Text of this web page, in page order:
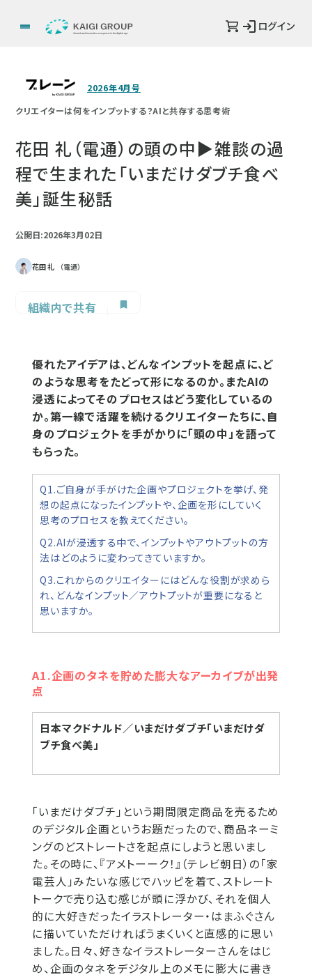
ログイン
2026年4月号
クリエイターは何をインプットする？AIと共存する思考術
花田 礼（電通）の頭の中▶雑談の過
程で生まれた「いまだけダブチ食べ
美」誕生秘話
公開日:2026年3月02日
花田 礼 （電通）
組織内で共有
優れたアイデアは、どんなインプットを起点に、ど
のような思考をたどって形になるのか。またAIの
浸透によってそのプロセスはどう変化しているの
か。第一線で活躍を続けるクリエイターたちに、自
身のプロジェクトを手がかりに「頭の中」を語って
もらった。
Q1.ご自身が手がけた企画やプロジェクトを挙げ、発
想の起点になったインプットや、企画を形にしていく
思考のプロセスを教えてください。
Q2.AIが浸透する中で、インプットやアウトプットの方
法はどのように変わってきていますか。
Q3.これからのクリエイターにはどんな役割が求めら
れ、どんなインプット／アウトプットが重要になると
思いますか。
A1.企画のタネを貯めた膨大なアーカイブが出発
点
日本マクドナルド／いまだけダブチ「いまだけダ
ブチ食べ美」
「いまだけダブチ」という期間限定商品を売るため
のデジタル企画というお題だったので、商品ネーミ
ングのどストレートさを起点にしようと思いまし
た。その時に、『アメトーーク！』（テレビ朝日）の「家
電芸人」みたいな感じでハッピを着て、ストレート
トークで売り込む感じが頭に浮かび、それを個人
的に大好きだったイラストレーター・はまふぐさん
に描いていただければうまくいくと直感的に思い
ました。日々、好きなイラストレーターさんをはじ
め、企画のタネをデジタル上のメモに膨大に書き